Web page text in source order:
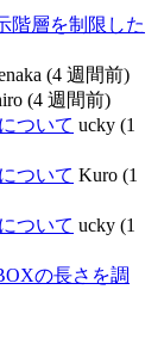
階層を制限した
(4 週間前)
(4 週間前)
ついて ucky (1
ついて Kuro (1
ついて ucky (1
の長さを調